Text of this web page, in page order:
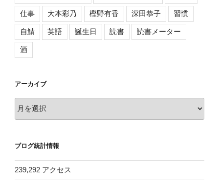
仕事 大本彩乃 樫野有香 深田恭子 習慣
自鯖 英語 誕生日 読書 読書メーター
酒
アーカイブ
ー
ブ
ブログ統計情報
239,292 アクセス